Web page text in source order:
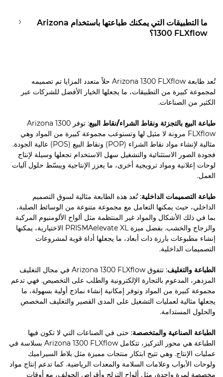
ما التطبيقات التي يمكنك طباعتها باستخدام Arizona
1300 FLXﬂow؟
تُعد طابعة Arizona 1300 FLXﬂow حلاً متعدد المزايا تم تصميمه
لمجموعة كبيرة من التطبيقات، ما يجعلها الخيار الأفضل للشركات عبر
الكثير من الصناعات.
طباعة البيع بالتجزئة ونقاط الشراء/نقاط البيع
: توفر Arizona 1300
FLXﬂow مرونة لا مثيل لها وتستوعب مجموعة كبيرة من المواد وهي
مثالية لإنشاء مواد نقاط الشراء (POP) ونقاط البيع (POS) عالية الجودة.
فجودة الصور الاستثنائية والتشغيل سهل الاستخدام تجعلها وسيلة لإنتاج
لوحات إعلانية ومواد ترويجية أخرى، ما يعزز الإنتاجية ويبسّط حلول آليات
العمل.
طباعة التصميمات الداخلية: تُعد هذه الطابعة مثالية لسوق التصميم
الداخلي، حيث يمكنها التعامل مع مجموعة متنوعة من الوسائط الصلبة،
بما في ذلك الأشكال والمواد غير المنتظمة مثل ألواح الألومنيوم المركبة
والزجاج والخشب. بفضل ميزة PRISMAelevate XL الاختيارية، يمكنها
إنشاء مطبوعات بارزة ذات أبعاد، ما يجعلها أداة قوية لمشروعات
التصميمات الداخلية.
الطباعة والتغليف
: تتفوق Arizona 1300 FLXﬂow في مجال التغليف
المزدهر، المدعوم بالتجارة الإلكترونية والطلب على التخصيص. فهي تدعم
مجموعة كبيرة من المواد وتوفر إمكانية إنشاء نماذج أولية بسهولة، ما
يجعلها مثالية لعمليات التشغيل على المدى القصير والتغليف المخصص
والحلول المستدامة.
الطباعة الصناعية والمتخصصة: حتى في الصناعات التي لا تكون فيها
الطباعة هي محور التركيز، تتكامل Arizona 1300 FLXﬂow بسلاسة في
عمليات الإنتاج. وهي تتيح ابتكار منتجات مميزة مثل بلاط السيراميك
ولوحات الأبواب وعلامات السلامة والمعدات الرياضية. كما تدعم إنتاج مواد
مخصصة لمرة واحدة، مثل ألواح التزلج وأقراص الجولف، مع أوقات